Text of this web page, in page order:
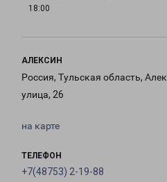
18:00
АЛЕКСИН
Россия, Тульская область,
улица, 26
на карте
ТЕЛЕФОН
+7(48753) 2-19-88